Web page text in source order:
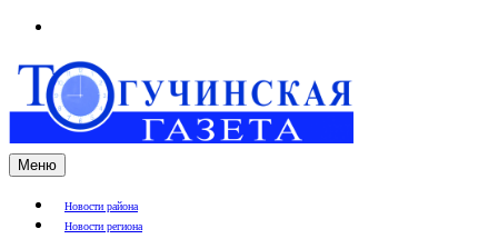
Меню
Новости района
Новости региона